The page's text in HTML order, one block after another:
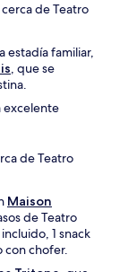
de Teatro
estadía familiar,
, que se
excelente
de Teatro
Maison
de Teatro
1 snack
con chofer.